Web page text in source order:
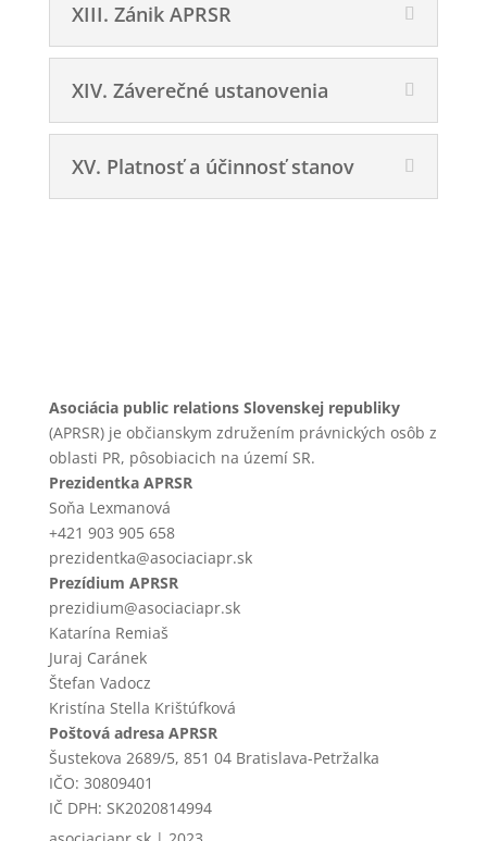
XIII. Zánik APRSR
XIV. Záverečné ustanovenia
XV. Platnosť a účinnosť stanov
Asociácia public relations Slovenskej republiky
(APRSR) je občianskym združením právnických osôb z
oblasti PR, pôsobiacich na území SR.
Prezidentka APRSR
Soňa Lexmanová
+421 903 905 658
prezidentka@asociaciapr.sk
Prezídium APRSR
prezidium@asociaciapr.sk
Katarína Remiaš
Juraj Caránek
Štefan Vadocz
Kristína Stella Krištúfková
Poštová adresa APRSR
Šustekova 2689/5, 851 04 Bratislava-Petržalka
IČO: 30809401
IČ DPH: SK2020814994